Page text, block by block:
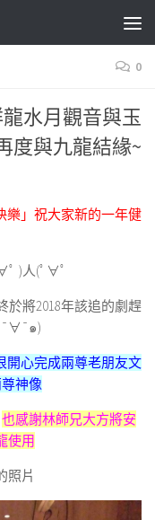
0
水月觀音與玉
度與九龍結緣~
樂」祝大家新的一年健
ﾟ )人(ﾟ∀ﾟ
於將2018年該追的劇趕
¯∀¯๑)
開心完成兩尊老朋友文
神像
也感謝林師兄大方將安
使用
照片